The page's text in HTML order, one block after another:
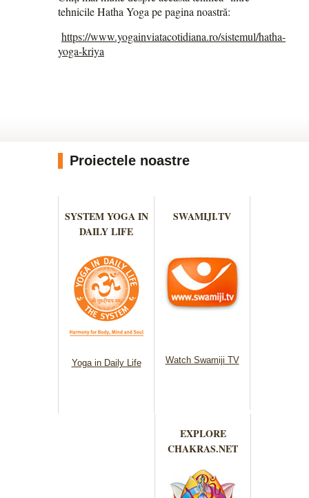
tehnicile Hatha Yoga pe pagina noastră:
https://www.yogainviatacotidiana.ro/sistemul/hatha-
yoga-kriya
Proiectele noastre
SYSTEM YOGA IN
DAILY LIFE
Yoga in Daily Life
SWAMIJI.TV
Watch Swamiji TV
EXPLORE
CHAKRAS.NET